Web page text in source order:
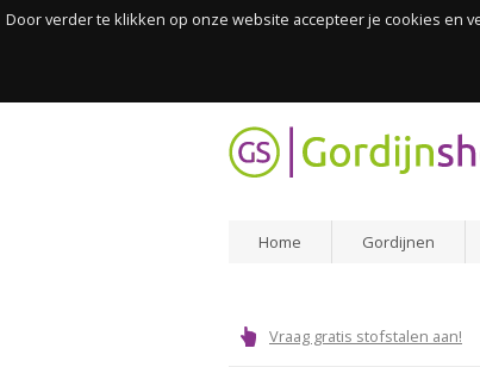
Door verder te klikken op onze website accepteer je cookies en
Home Gordijnen
Vraag gratis stofstalen aan!